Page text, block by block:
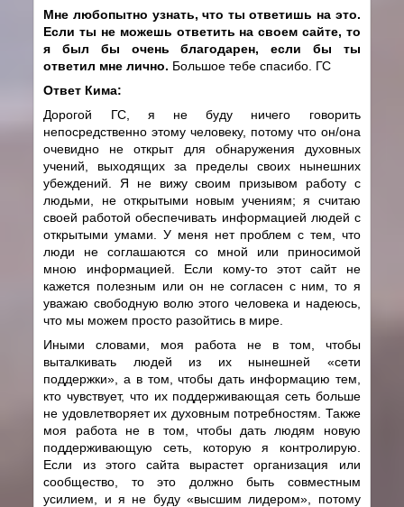
Мне любопытно узнать, что ты ответишь на это.
Если ты не можешь ответить на своем сайте, то
я был бы очень благодарен, если бы ты
ответил мне лично. Большое тебе спасибо. ГС
Ответ Кима:
Дорогой ГС, я не буду ничего говорить
непосредственно этому человеку, потому что он/она
очевидно не открыт для обнаружения духовных
учений, выходящих за пределы своих нынешних
убеждений. Я не вижу своим призывом работу с
людьми, не открытыми новым учениям; я считаю
своей работой обеспечивать информацией людей с
открытыми умами. У меня нет проблем с тем, что
люди не соглашаются со мной или приносимой
мною информацией. Если кому-то этот сайт не
кажется полезным или он не согласен с ним, то я
уважаю свободную волю этого человека и надеюсь,
что мы можем просто разойтись в мире.
Иными словами, моя работа не в том, чтобы
выталкивать людей из их нынешней «сети
поддержки», а в том, чтобы дать информацию тем,
кто чувствует, что их поддерживающая сеть больше
не удовлетворяет их духовным потребностям. Также
моя работа не в том, чтобы дать людям новую
поддерживающую сеть, которую я контролирую.
Если из этого сайта вырастет организация или
сообщество, то это должно быть совместным
усилием, и я не буду «высшим лидером», потому